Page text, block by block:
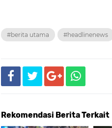
#berita utama #headlinenews
Rekomendasi Berita Terkait